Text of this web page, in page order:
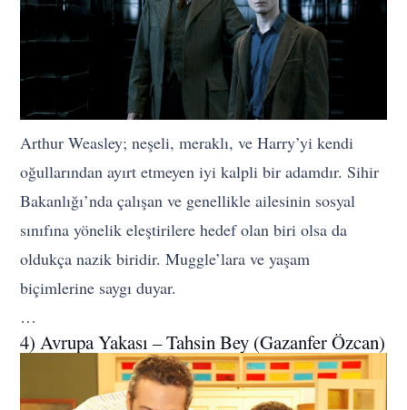
Arthur Weasley; neşeli, meraklı, ve Harry’yi kendi
oğullarından ayırt etmeyen iyi kalpli bir adamdır. Sihir
Bakanlığı’nda çalışan ve genellikle ailesinin sosyal
sınıfına yönelik eleştirilere hedef olan biri olsa da
oldukça nazik biridir. Muggle’lara ve yaşam
biçimlerine saygı duyar.
…
4) Avrupa Yakası – Tahsin Bey (Gazanfer Özcan)